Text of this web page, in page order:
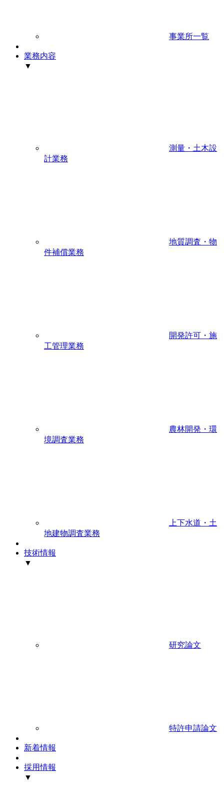
事業所一覧
業務内容
▼
測量・土木設
計業務
地質調査・物
件補償業務
開発許可・施
工管理業務
農林開発・環
境調査業務
上下水道・土
地建物調査業務
技術情報
▼
研究論文
特許申請論文
新着情報
採用情報
▼